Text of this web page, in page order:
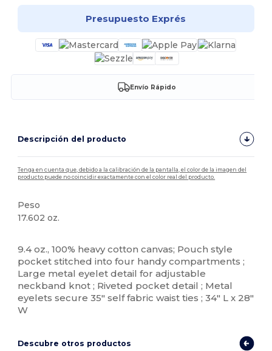
Presupuesto Exprés
Envío Rápido
Descripción del producto
Tenga en cuenta que, debido a la calibración de la pantalla, el color de la imagen del
producto puede no coincidir exactamente con el color real del producto.
Peso
17.602 oz.
9.4 oz., 100% heavy cotton canvas; Pouch style
pocket stitched into four handy compartments ;
Large metal eyelet detail for adjustable
neckband knot ; Riveted pocket detail ; Metal
eyelets secure 35" self fabric waist ties ; 34" L x 28"
W
Descubre otros productos